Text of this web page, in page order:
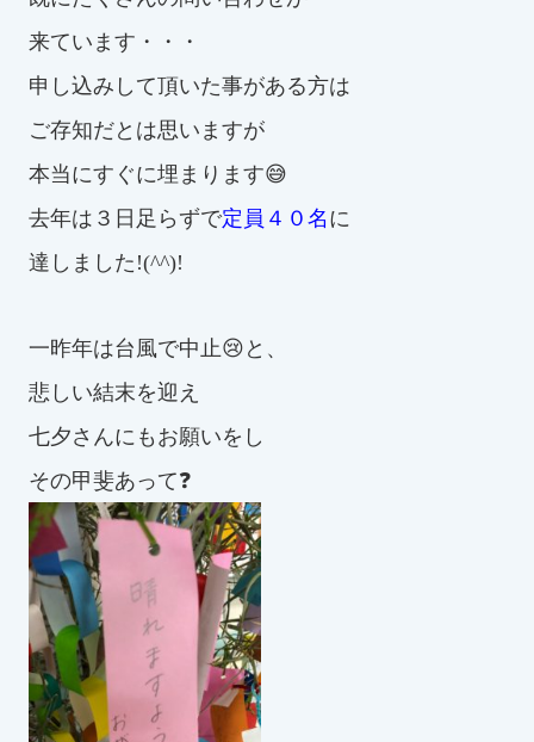
来ています・・・
申し込みして頂いた事がある方は
ご存知だとは思いますが
本当にすぐに埋まります😅
去年は３日足らずで定員４０名 に
達しました!(^^)!
一昨年は台風で中止😢と、
悲しい結末を迎え
七夕さんにもお願いをし
その甲斐あって❓